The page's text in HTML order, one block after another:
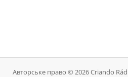
Авторське право © 2026 Criando